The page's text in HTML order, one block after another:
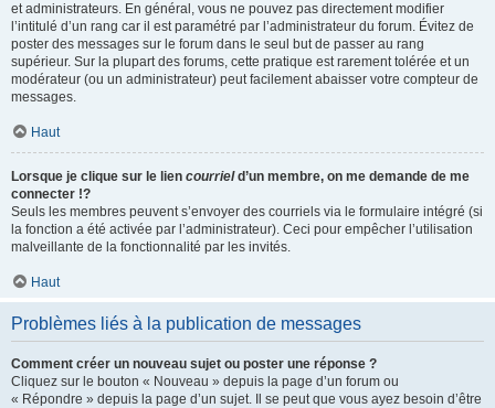
et administrateurs. En général, vous ne pouvez pas directement modifier
l’intitulé d’un rang car il est paramétré par l’administrateur du forum. Évitez de
poster des messages sur le forum dans le seul but de passer au rang
supérieur. Sur la plupart des forums, cette pratique est rarement tolérée et un
modérateur (ou un administrateur) peut facilement abaisser votre compteur de
messages.
Haut
Lorsque je clique sur le lien courrield’un membre, on me demande de me
connecter !?
Seuls les membres peuvent s’envoyer des courriels via le formulaire intégré (si
la fonction a été activée par l’administrateur). Ceci pour empêcher l’utilisation
malveillante de la fonctionnalité par les invités.
Haut
Problèmes liés à la publication de messages
Comment créer un nouveau sujet ou poster une réponse ?
Cliquez sur le bouton « Nouveau » depuis la page d’un forum ou
« Répondre » depuis la page d’un sujet. Il se peut que vous ayez besoin d’être